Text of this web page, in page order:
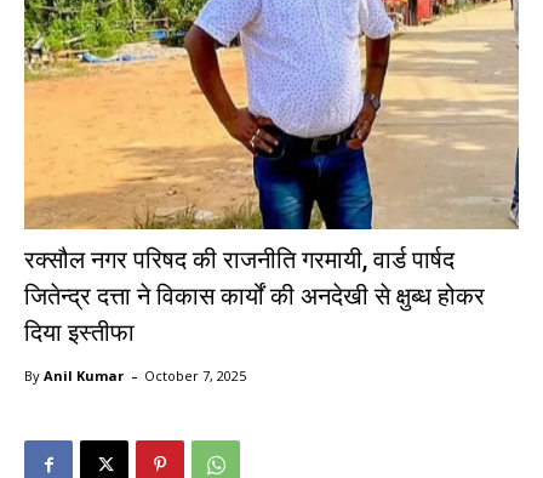
रक्सौल नगर परिषद की राजनीति गरमायी, वार्ड पार्षद
जितेन्द्र दत्ता ने विकास कार्यों की अनदेखी से क्षुब्ध होकर
दिया इस्तीफा
By Anil Kumar - October 7, 2025